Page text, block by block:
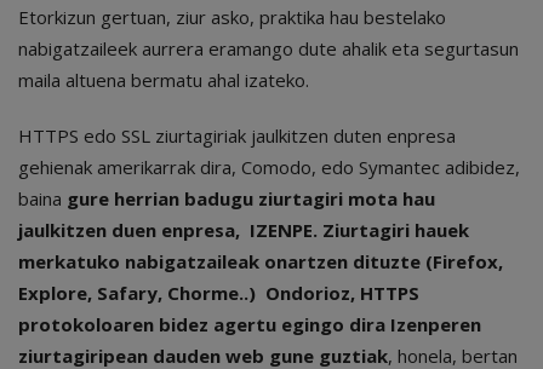
Etorkizun gertuan, ziur asko, praktika hau bestelako
nabigatzaileek aurrera eramango dute ahalik eta segurtasun
maila altuena bermatu ahal izateko.
HTTPS edo SSL ziurtagiriak jaulkitzen duten enpresa
gehienak amerikarrak dira, Comodo, edo Symantec adibidez,
baina gure herrian badugu ziurtagiri mota hau
jaulkitzen duen enpresa, IZENPE. Ziurtagiri hauek
merkatuko nabigatzaileak onartzen dituzte (Firefox,
Explore, Safary, Chorme..) Ondorioz, HTTPS
protokoloaren bidez agertu egingo dira Izenperen
ziurtagiripean dauden web gune guztiak, honela, bertan